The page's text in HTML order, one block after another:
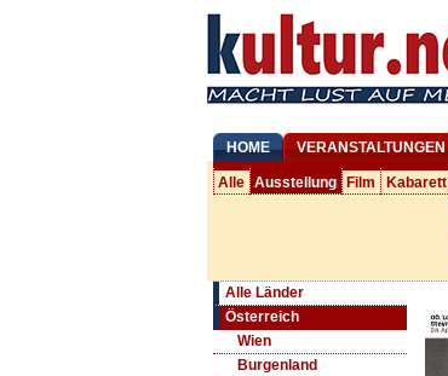
HOME VERANSTALTUNGEN
Alle Ausstellung Film Kabarett
Alle Länder
Österreich
Wien
Burgenland